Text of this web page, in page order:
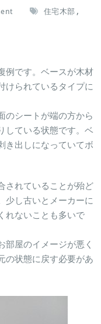
住宅木部 ,
例です。ベースが木材
けられているタイプに
のシートが端の方から
している状態です。ベ
き出しになっていてボ
されていることが殆ど
少し古いとメーカーに
れないことも多いで
部屋のイメージが悪く
の状態に戻す必要があ